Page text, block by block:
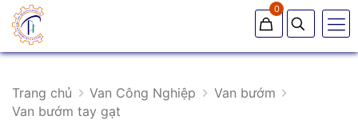
0
Trang chủ Van Công Nghiệp
Van bướm
Van bướm tay gạt